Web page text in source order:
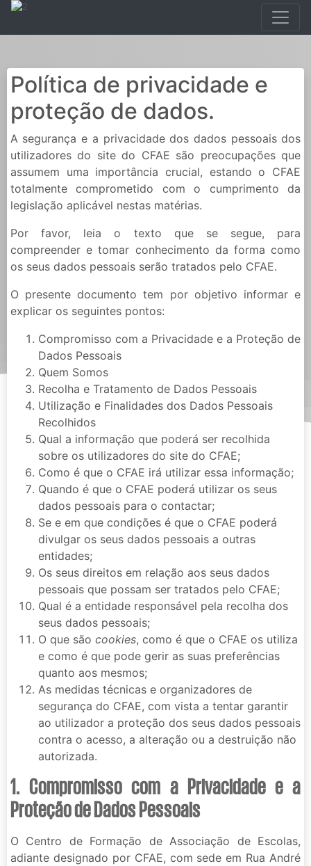
Política de privacidade e
proteção de dados.
A segurança e a privacidade dos dados pessoais dos
utilizadores do site do CFAE são preocupações que
assumem uma importância crucial, estando o CFAE
totalmente comprometido com o cumprimento da
legislação aplicável nestas matérias.
Por favor, leia o texto que se segue, para
compreender e tomar conhecimento da forma como
os seus dados pessoais serão tratados pelo CFAE.
O presente documento tem por objetivo informar e
explicar os seguintes pontos:
Compromisso com a Privacidade e a Proteção de
Dados Pessoais
Quem Somos
Recolha e Tratamento de Dados Pessoais
Utilização e Finalidades dos Dados Pessoais
Recolhidos
Qual a informação que poderá ser recolhida
sobre os utilizadores do site do CFAE;
Como é que o CFAE irá utilizar essa informação;
Quando é que o CFAE poderá utilizar os seus
dados pessoais para o contactar;
Se e em que condições é que o CFAE poderá
divulgar os seus dados pessoais a outras
entidades;
Os seus direitos em relação aos seus dados
pessoais que possam ser tratados pelo CFAE;
Qual é a entidade responsável pela recolha dos
seus dados pessoais;
O que são cookies, como é que o CFAE os utiliza
e como é que pode gerir as suas preferências
quanto aos mesmos;
As medidas técnicas e organizadores de
segurança do CFAE, com vista a tentar garantir
ao utilizador a proteção dos seus dados pessoais
contra o acesso, a alteração ou a destruição não
autorizada.
1. Compromisso com a Privacidade e a
Proteção de Dados Pessoais
O Centro de Formação de Associação de Escolas,
adiante designado por CFAE, com sede em Rua André